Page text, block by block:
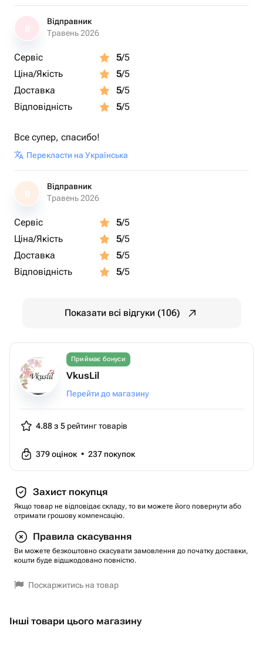
Відправник
Травень 2026
Сервіс 5/5
Ціна/Якість
5/5
Доставка
5/5
Відповідність
5/5
Все супер, спасибо!
Перекласти на Українська
В
Відправник
Травень 2026
Сервіс 5/5
Ціна/Якість
5/5
Доставка
5/5
Відповідність
5/5
Показати всі відгуки (106)
Приймає бонуси
VkusLil
Перейти до магазину
4.88 з 5 рейтинг товарів
379оцінок • 237 покупок
Захист покупця
Якщо товар не відповідає складу, то ви можете його повернути або
отримати грошову компенсацію.
Правила скасування
Ви можете безкоштовно скасувати замовлення до початку доставки,
кошти буде відшкодовано повністю.
Поскаржитись на товар
Інші товари цього магазину